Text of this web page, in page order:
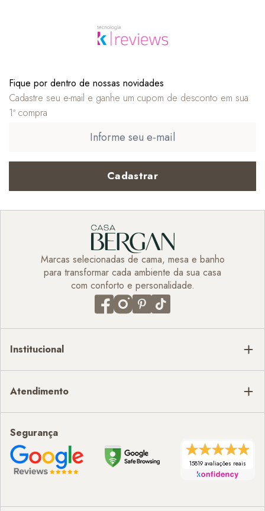
Fique por dentro de nossas novidades
Cadastre seu e-mail e ganhe um cupom de desconto em sua
1ª compra
Cadastrar
Marcas selecionadas de cama, mesa e banho
para transformar cada ambiente da sua casa
com conforto e personalidade.
Institucional
Atendimento
Segurança
15819 avaliações reais